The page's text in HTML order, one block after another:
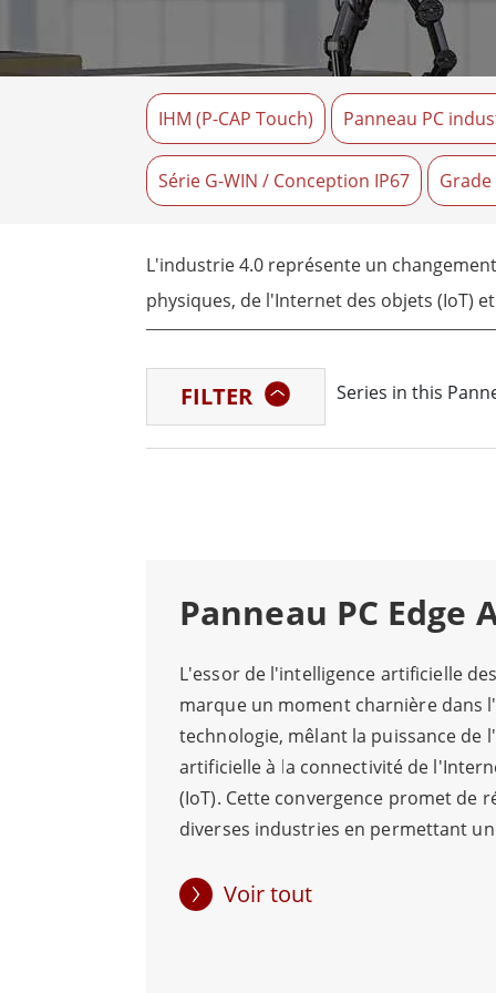
Tablettes pour ordinateurs embarqués
Contrôleur robotique
robuste
Mobilité Edge AI
Contrôleur de robot
ATEX
IHM (P-CAP Touch) Panneau PC
Série G-WIN / Conception IP67 Grade
L'industrie 4.0 représente un
physiques, de l'Internet des objets (IoT)
l'industrie 4.0, en servant d'interface
Winmate propose une gamme diversifiée
débloquent des capacités informatiques
Au-delà de l'usine, les Panel PC
de la santé, améliorant l'efficacité
d'approvisionnement ou de gérer les
En conclusion, les Panel PC équipés de
l'efficacité, la productivité et
appareils continueront à façonner
FILTER Series in this
Panneau PC Edge
L'essor de l'intelligence artificielle
marque un moment charnière dans
technologie, mêlant la puissance de
artificielle à la connectivité de
(IoT). Cette convergence promet de
diverses industries en permettant
décision et une automatisation
sur les données. Winmate est à
Voir tout